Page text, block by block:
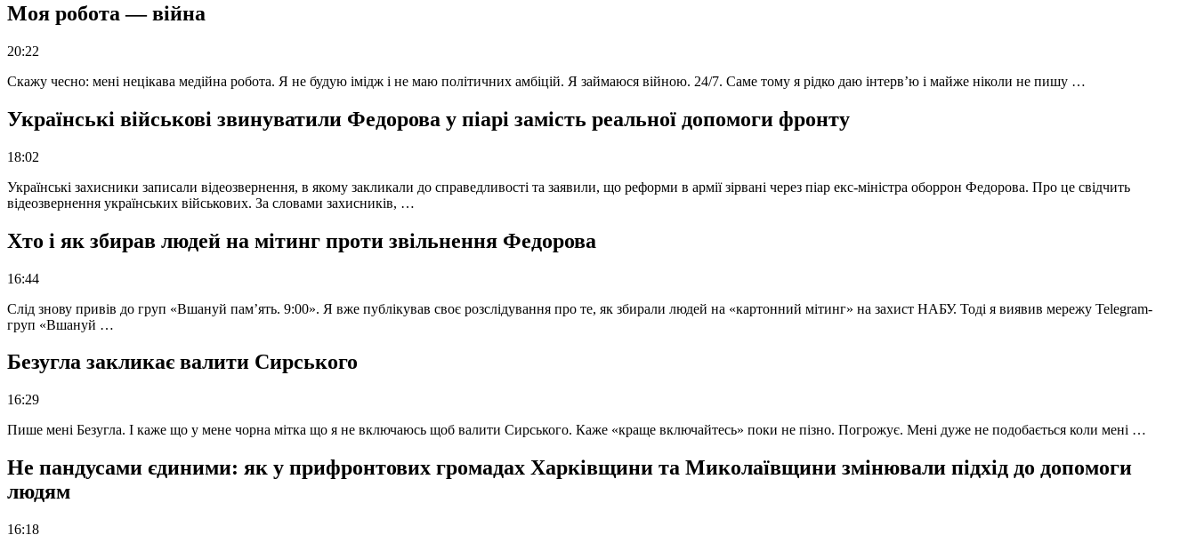
Моя робота — війна
20:22
Скажу чесно: мені нецікава медійна робота. Я не будую імідж і не маю політичних амбіцій. Я займаюся війною. 24/7. Саме тому я рідко даю інтерв’ю і майже ніколи не пишу …
Українські військові звинуватили Федорова у піарі замість реальної допомоги фронту
18:02
Українські захисники записали відеозвернення, в якому закликали до справедливості та заявили, що реформи в армії зірвані через піар екс-міністра оборрон Федорова. Про це свідчить
відеозвернення українських військових. За словами захисників, …
Хто і як збирав людей на мітинг проти звільнення Федорова
16:44
Слід знову привів до груп «Вшануй пам’ять. 9:00». Я вже публікував своє розслідування про те, як збирали людей на «картонний мітинг» на захист НАБУ. Тоді я виявив мережу Telegram-
груп «Вшануй …
Безугла закликає валити Сирського
16:29
Пише мені Безугла. І каже що у мене чорна мітка що я не включаюсь щоб валити Сирського. Каже «краще включайтесь» поки не пізно. Погрожує. Мені дуже не подобається коли мені …
Не пандусами єдиними: як у прифронтових громадах Харківщини та Миколаївщини змінювали підхід до допомоги
людям
16:18